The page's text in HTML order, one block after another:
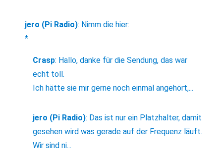
jero (Pi Radio): Nimm die hier:
*
Crasp: Hallo, danke für die Sendung, das war
echt toll.
Ich hätte sie mir gerne noch einmal angehört,...
jero (Pi Radio): Das ist nur ein Platzhalter, damit
gesehen wird was gerade auf der Frequenz läuft.
Wir sind ni...